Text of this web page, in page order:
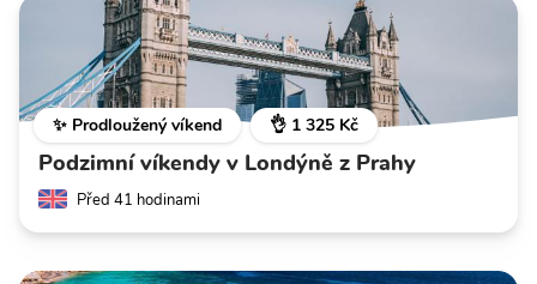
✨ Prodloužený víkend 👌 1 325 Kč
Podzimní víkendy v Londýně z Prahy
Před 41 hodinami